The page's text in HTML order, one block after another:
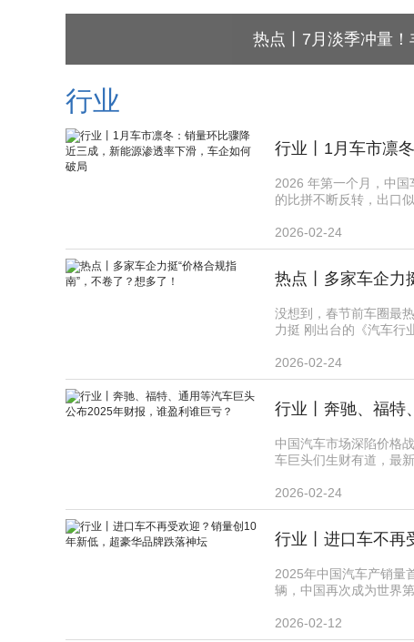
热点丨7月淡季冲量
行业
2026 年第一个月，中
的比拼不断反转，出口
2026-02-24
热点丨多家车企力
没想到，春节前车圈最
力挺 刚出台的《汽车行
2026-02-24
行业丨奔驰、福特
中国汽车市场深陷价格
车巨头们生财有道，最
2026-02-24
行业丨进口车不再
2025年中国汽车产销量
辆，中国再次成为世界
2026-02-12